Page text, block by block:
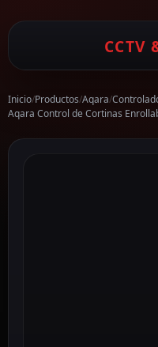
CCTV
Inicio/Productos/Aqara/
Aqara Control de Cortinas